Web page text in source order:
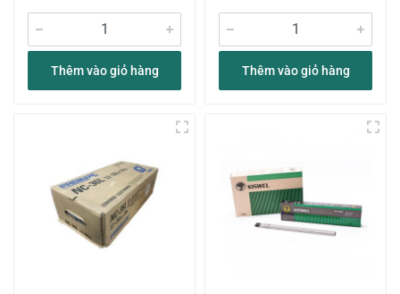
Thêm vào giỏ hàng Thêm vào giỏ hàng